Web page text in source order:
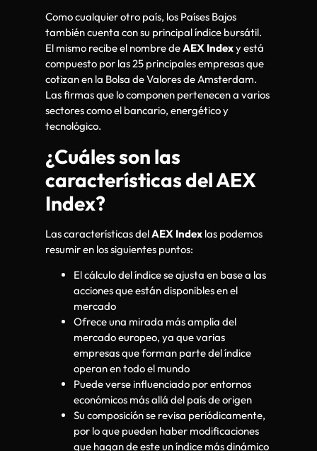
Como cualquier otro país, los Países Bajos
también cuenta con su principal índice bursátil.
El mismo recibe el nombre deAEX Indexy está
compuesto por las 25 principales empresas que
cotizan en la Bolsa de Valores de Amsterdam.
Las firmas que lo componen pertenecen a varios
sectores como el bancario, energético y
tecnológico.
¿Cuáles son las
características del AEX
Index?
Las características delAEX Index las podemos
resumir en los siguientes puntos:
El cálculo del índice se ajusta en base a las
acciones que están disponibles en el
mercado
Ofrece una mirada más amplia del
mercado europeo, ya que varias
empresas que forman parte del índice
operan en todo el mundo
Puede verse influenciado por entornos
económicos más allá del país de origen
Su composición se revisa periódicamente,
por lo que pueden haber modificaciones
que hagan de este un índice más dinámico